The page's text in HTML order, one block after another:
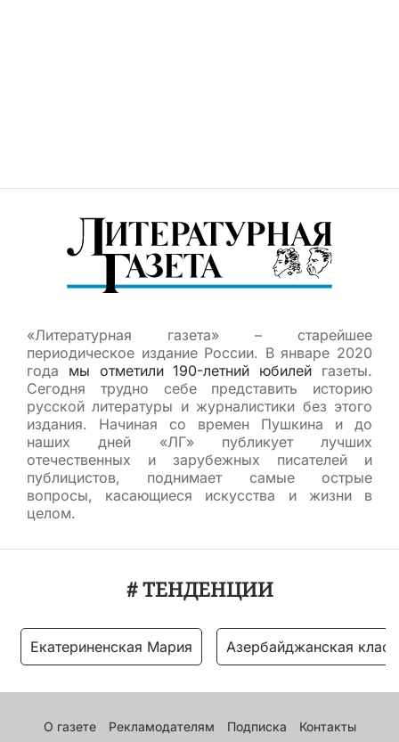
«Литературная газета» – старейшее
периодическое издание России. В январе 2020
года мы отметили 190-летний юбилей газеты.
Сегодня трудно себе представить историю
русской литературы и журналистики без этого
издания. Начиная со времен Пушкина и до
наших дней «ЛГ» публикует лучших
отечественных и зарубежных писателей и
публицистов, поднимает самые острые
вопросы, касающиеся искусства и жизни в
целом.
# ТЕНДЕНЦИИ
Екатериненская Мария Азербайджанская
О газете Рекламодателям Подписка Контакты